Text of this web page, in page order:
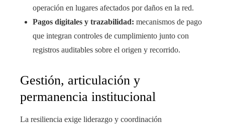
operación en lugares afectados por daños en la red.
Pagos digitales y trazabilidad: mecanismos de pago
que integran controles de cumplimiento junto con
registros auditables sobre el origen y recorrido.
Gestión, articulación y
permanencia institucional
La resiliencia exige liderazgo y coordinación